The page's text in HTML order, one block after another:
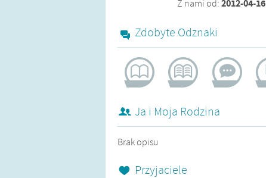
Z nami od: 2012-04-16
Zdobyte Odznaki
Ja i Moja Rodzina
Brak opisu
Przyjaciele